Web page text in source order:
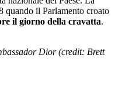
quando il Parlamento croato
il giorno della cravatta.
Dior (credit: Brett